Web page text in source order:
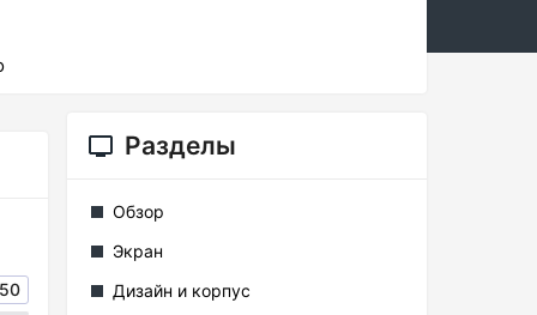
50
Разделы
Обзор
Экран
Дизайн и корпус